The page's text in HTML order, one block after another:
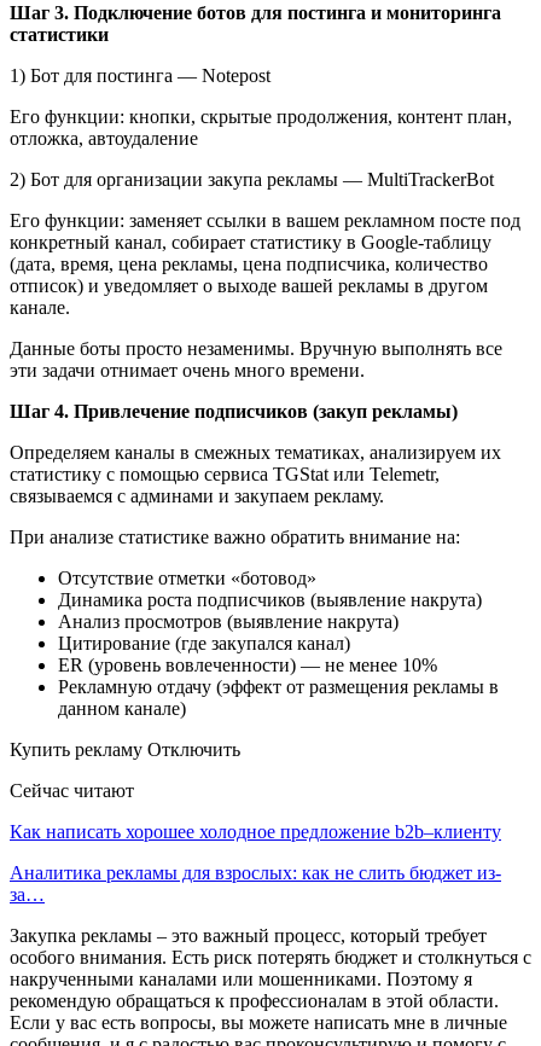
Шаг 3. Подключение ботов для постинга и мониторинга
статистики
1) Бот для постинга — Notepost
Его функции: кнопки, скрытые продолжения, контент план,
отложка, автоудаление
2) Бот для организации закупа рекламы — MultiTrackerBot
Его функции: заменяет ссылки в вашем рекламном посте под
конкретный канал, собирает статистику в Google-таблицу
(дата, время, цена рекламы, цена подписчика, количество
отписок) и уведомляет о выходе вашей рекламы в другом
канале.
Данные боты просто незаменимы. Вручную выполнять все
эти задачи отнимает очень много времени.
Шаг 4. Привлечение подписчиков (закуп рекламы)
Определяем каналы в смежных тематиках, анализируем их
статистику с помощью сервиса TGStat или Telemetr,
связываемся с админами и закупаем рекламу.
При анализе статистике важно обратить внимание на:
Отсутствие отметки «ботовод»
Динамика роста подписчиков (выявление накрута)
Анализ просмотров (выявление накрута)
Цитирование (где закупался канал)
ER (уровень вовлеченности) — не менее 10%
Рекламную отдачу (эффект от размещения рекламы в
данном канале)
Купить рекламу Отключить
Сейчас читают
Как написать хорошее холодное предложение b2b–клиенту
Аналитика рекламы для взрослых: как не слить бюджет из-
за…
Закупка рекламы – это важный процесс, который требует
особого внимания. Есть риск потерять бюджет и столкнуться с
накрученными каналами или мошенниками. Поэтому я
рекомендую обращаться к профессионалам в этой области.
Если у вас есть вопросы, вы можете написать мне в личные